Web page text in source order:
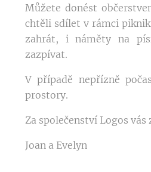
Můžete donést
chtěli sdílet v rámci
zahrát, i náměty na
zazpívat.
V případě nepřízně
prostory.
Za společenství Logos vás
Joan a Evelyn